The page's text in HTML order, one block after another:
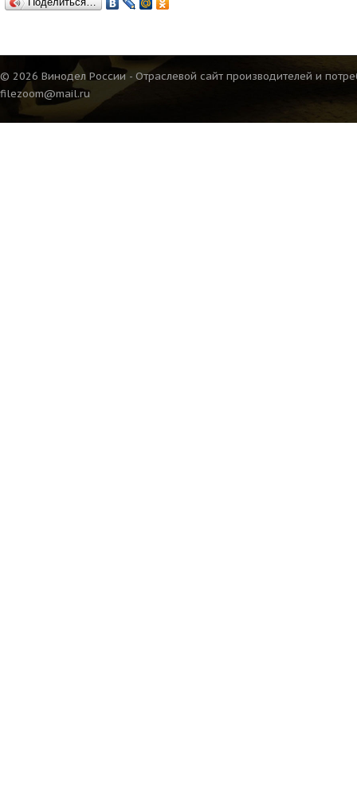
© 2026 Винодел России - Отраслевой сайт производителей и
filezoom@mail.ru